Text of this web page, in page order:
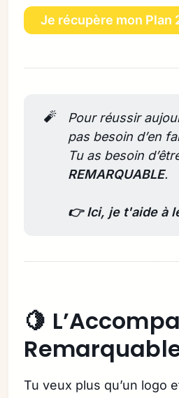
Je récupère mon Plan
🧨
Pour réussir
pas besoin d’en
REMARQUABLE.
👉 Ici, je t'aide à
🍋
Tu veux plus qu’un logo